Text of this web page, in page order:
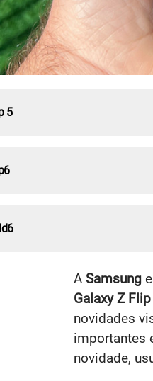
5
A Samsung
Galaxy Z
novidades
importantes
novidade,